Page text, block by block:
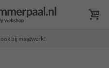
bij maatwerk!